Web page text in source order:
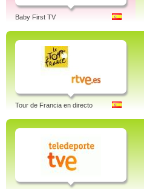
Baby First TV
Tour de Francia en directo